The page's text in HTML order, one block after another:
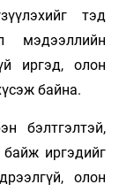
тэд
мэдээллийн
иргэд, олон
байна.
бэлтгэлтэй,
иргэдийг
олон